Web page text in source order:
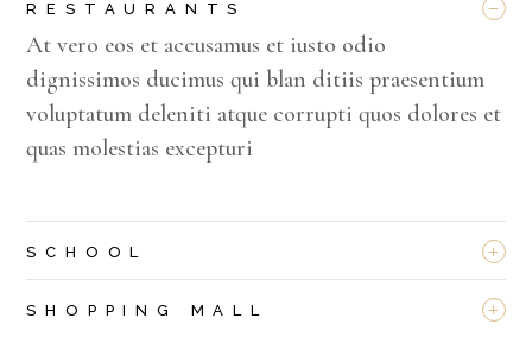
RESTAURANTS
At vero eos et accusamus et iusto odio
dignissimos ducimus qui blan ditiis praesentium
voluptatum deleniti atque corrupti quos dolores et
quas molestias excepturi
SCHOOL +
SHOPPING MALL +